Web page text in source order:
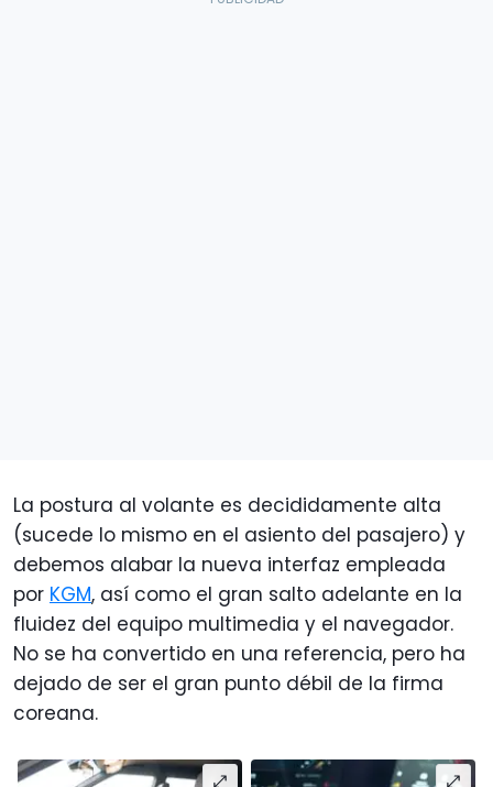
La postura al volante es decididamente alta
(sucede lo mismo en el asiento del pasajero) y
debemos alabar la nueva interfaz empleada
por KGM, así como el gran salto adelante en la
fluidez del equipo multimedia y el navegador.
No se ha convertido en una referencia, pero ha
dejado de ser el gran punto débil de la firma
coreana.